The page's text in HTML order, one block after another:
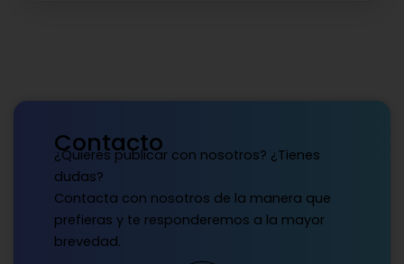
Contacto
¿Quieres publicar con nosotros? ¿Tienes
dudas?
Contacta con nosotros de la manera que
prefieras y te responderemos a la mayor
brevedad.